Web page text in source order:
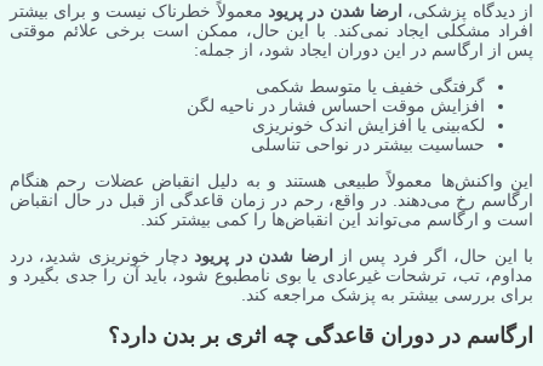
از دیدگاه پزشکی، ارضا شدن در پریود معمولاً خطرناک نیست و برای بیشتر
افراد مشکلی ایجاد نمی‌کند. با این حال، ممکن است برخی علائم موقتی
پس از ارگاسم در این دوران ایجاد شود، از جمله:
گرفتگی خفیف یا متوسط شکمی
افزایش موقت احساس فشار در ناحیه لگن
لکه‌بینی یا افزایش اندک خونریزی
حساسیت بیشتر در نواحی تناسلی
این واکنش‌ها معمولاً طبیعی هستند و به دلیل انقباض عضلات رحم هنگام
ارگاسم رخ می‌دهند. در واقع، رحم در زمان قاعدگی از قبل در حال انقباض
است و ارگاسم می‌تواند این انقباض‌ها را کمی بیشتر کند.
با این حال، اگر فرد پس از
ارضا شدن در پریود دچار خونریزی شدید، درد
مداوم، تب، ترشحات غیرعادی یا بوی نامطبوع شود، باید آن را جدی بگیرد و
برای بررسی بیشتر به پزشک مراجعه کند.
ارگاسم در دوران قاعدگی چه اثری بر بدن دارد؟